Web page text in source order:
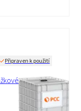
Připraven k použití